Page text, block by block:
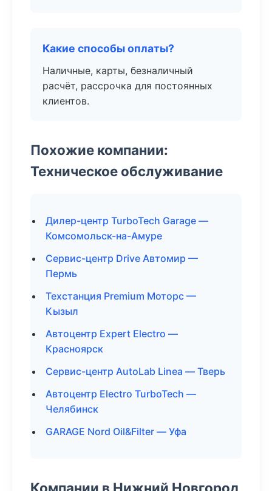
Какие способы оплаты?
Наличные, карты, безналичный
расчёт, рассрочка для постоянных
клиентов.
Похожие компании:
Техническое обслуживание
Дилер-центр TurboTech Garage —
Комсомольск-на-Амуре
Сервис-центр Drive Автомир —
Пермь
Техстанция Premium Моторс —
Кызыл
Автоцентр Expert Electro —
Красноярск
Сервис-центр AutoLab Linea — Тверь
Автоцентр Electro TurboTech —
Челябинск
GARAGE Nord Oil&Filter — Уфа
Компании в Нижний Новгород